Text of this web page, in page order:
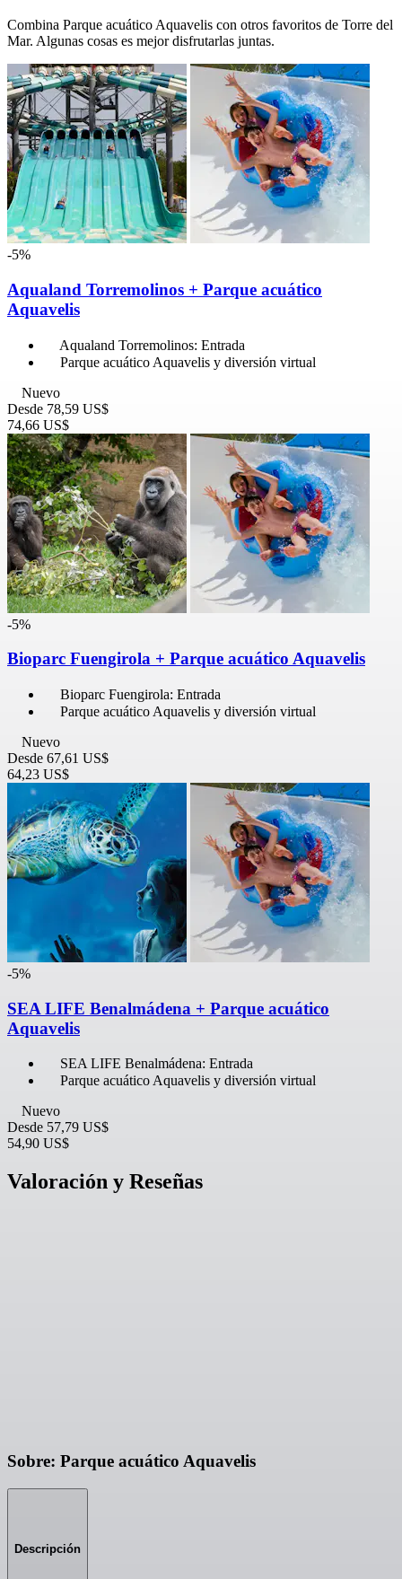
Combina Parque acuático Aquavelis con otros favoritos de Torre del
Mar. Algunas cosas es mejor disfrutarlas juntas.
-5%
Aqualand Torremolinos + Parque acuático
Aquavelis
Aqualand Torremolinos: Entrada
Parque acuático Aquavelis y diversión virtual
Nuevo
Desde 78,59 US$
74,66 US$
-5%
Bioparc Fuengirola + Parque acuático Aquavelis
Bioparc Fuengirola: Entrada
Parque acuático Aquavelis y diversión virtual
Nuevo
Desde 67,61 US$
64,23 US$
-5%
SEA LIFE Benalmádena + Parque acuático
Aquavelis
SEA LIFE Benalmádena: Entrada
Parque acuático Aquavelis y diversión virtual
Nuevo
Desde 57,79 US$
54,90 US$
Valoración y Reseñas
Sobre: Parque acuático Aquavelis
Descripción